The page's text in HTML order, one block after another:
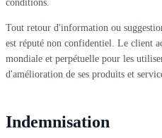
conditions.
Tout retour d'information ou
est réputé non confidentiel. Le client
mondiale et perpétuelle pour les
d'amélioration de ses produits et
Indemnisation